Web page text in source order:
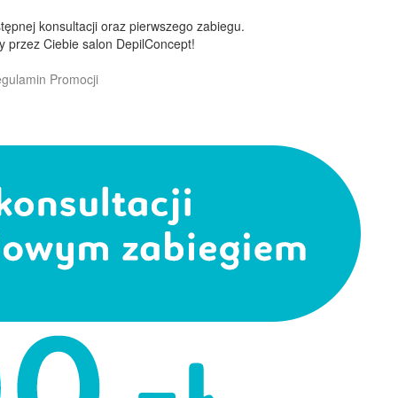
konsultacji oraz pierwszego zabiegu.
przez Ciebie salon DepilConcept!
Promocji